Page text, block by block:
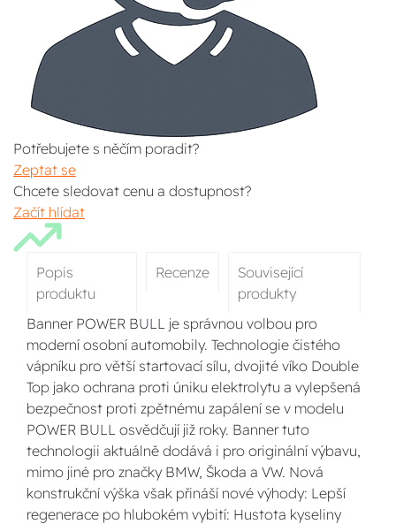
Potřebujete s něčím poradit?
Zeptat se
Chcete sledovat cenu a dostupnost?
Začít hlídat
Popis
produktu
Recenze
Související
produkty
Banner POWER BULL je správnou volbou pro
moderní osobní automobily. Technologie čistého
vápníku pro větší startovací sílu, dvojité víko Double
Top jako ochrana proti úniku elektrolytu a vylepšená
bezpečnost proti zpětnému zapálení se v modelu
POWER BULL osvědčují již roky. Banner tuto
technologii aktuálně dodává i pro originální výbavu,
mimo jiné pro značky BMW, Škoda a VW. Nová
konstrukční výška však přináší nové výhody: Lepší
regenerace po hlubokém vybití: Hustota kyseliny